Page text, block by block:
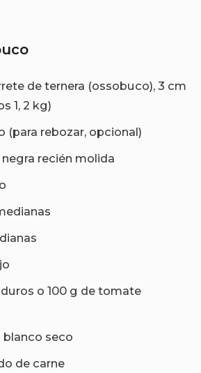
de ternera (ossobuco), 3 cm
1, 2 kg)
(para rebozar, opcional)
recién molida
o 100 g de tomate
blanco seco
de carne